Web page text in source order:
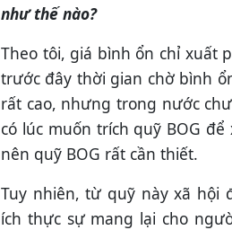
như thế nào?
Theo tôi, giá bình ổn chỉ xuất
trước đây thời gian chờ bình
rất cao, nhưng trong nước
có lúc muốn trích quỹ BOG
nên quỹ BOG rất cần thiết.
Tuy nhiên, từ quỹ này xã hội
ích thực sự mang lại cho